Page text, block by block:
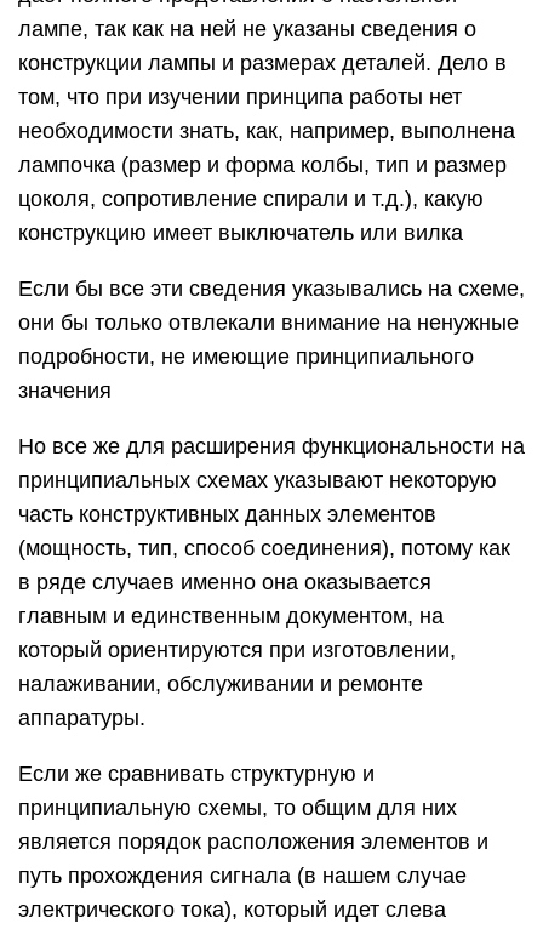
лампе, так как на ней не указаны сведения о
конструкции лампы и размерах деталей. Дело в
том, что при изучении принципа работы нет
необходимости знать, как, например, выполнена
лампочка (размер и форма колбы, тип и размер
цоколя, сопротивление спирали и т.д.), какую
конструкцию имеет выключатель или вилка
Если бы все эти сведения указывались на схеме,
они бы только отвлекали внимание на ненужные
подробности, не имеющие принципиального
значения
Но все же для расширения функциональности на
принципиальных схемах указывают некоторую
часть конструктивных данных элементов
(мощность, тип, способ соединения), потому как
в ряде случаев именно она оказывается
главным и единственным документом, на
который ориентируются при изготовлении,
налаживании, обслуживании и ремонте
аппаратуры.
Если же сравнивать структурную и
принципиальную схемы, то общим для них
является порядок расположения элементов и
путь прохождения сигнала (в нашем случае
электрического тока), который идет слева